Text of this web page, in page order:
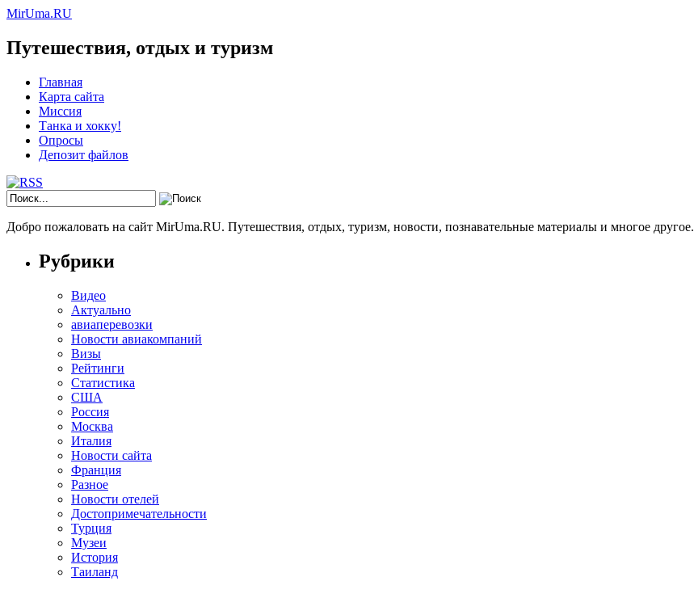
MirUma.RU
Путешествия, отдых и туризм
Главная
Карта сайта
Миссия
Танка и хокку!
Опросы
Депозит файлов
Добро пожаловать на сайт MirUma.RU. Путешествия, отдых, туризм, новости, познавательные материалы и многое другое.
Рубрики
Видео
Актуально
авиаперевозки
Новости авиакомпаний
Визы
Рейтинги
Статистика
США
Россия
Москва
Италия
Новости сайта
Франция
Разное
Новости отелей
Достопримечательности
Турция
Музеи
История
Таиланд